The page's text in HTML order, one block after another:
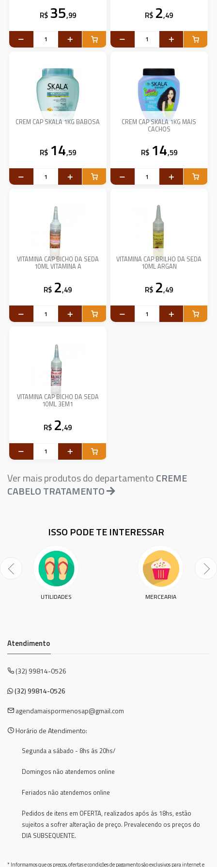
R$ 35,99 R$ 2,49
CREM CAP SKALA 1KG BABOSA
R$ 14,59
CREM CAP SKALA 1KG MAIS
CACHOS
R$ 14,59
VITAMINA CAP BICHO DA SEDA
10ML VITAMINA A
R$ 2,49
VITAMINA CAP BRILHO DA SEDA
10ML ARGAN
R$ 2,49
VITAMINA CAP BICHO DA SEDA
10ML 3EM1
R$ 2,49
Ver mais produtos do departamentoCREME
CABELO TRATAMENTO
ISSO PODE TE INTERESSAR
UTILIDADES MERCEARIA
Atendimento
(32) 99814-0526
(32) 99814-0526
agendamaispormenosap@gmail.com
Horário de Atendimento:
Segunda a sábado - 8hs ás 20hs/
Domingos não atendemos online
Feriados não atendemos online
Pedidos de itens em OFERTA, realizados após ás 18hs, estão
sujeitos a sofrer alteração de preço. Prevalecendo os preços do
DIA SUBSEQUENTE.
* Informamos que os preços, ofertas e condições de pagamento são exclusivos para internet e